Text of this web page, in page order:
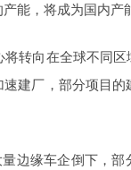
能，将成为国内产
转向在全球不同
建厂，部分项目
边缘车企倒下，